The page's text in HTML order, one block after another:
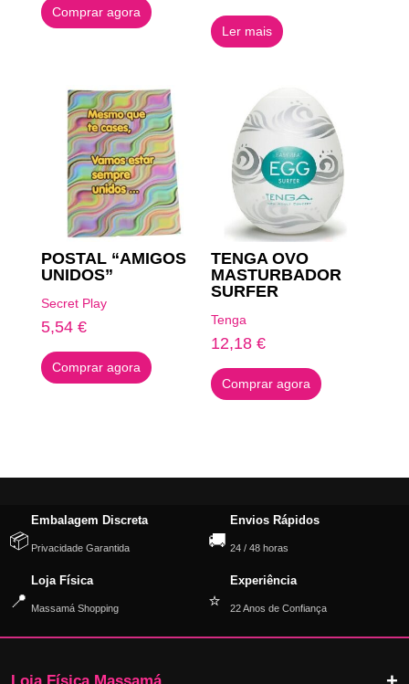
Comprar agora
preço
original
Ler mais
POSTAL “AMIGOS
UNIDOS”
Secret Play
5,54 €
Comprar agora
TENGA OVO
MASTURBADOR
SURFER
Tenga
12,18€
Comprar agora
📦
Embalagem Discreta
Privacidade Garantida 🚚
Envios Rápidos
24 / 48 horas
📍
Loja Física
Massamá Shopping ⭐
Experiência
22 Anos de Confiança